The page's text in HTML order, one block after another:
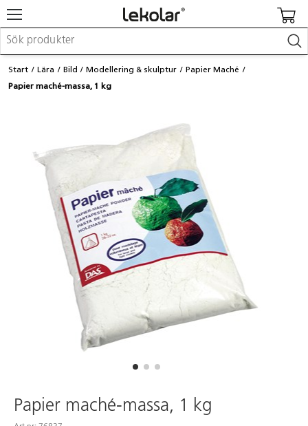
Möbler & inredning
Lekplatsutrustning & utemiljö
Barnvagnar & småbarnsartiklar
Skolförbrukning & kontorsmaterial
Logga in / Registrera dig
Hitta din säljare
Kontakta Lekolar
Start Lära Bild Modellering & skulptur
Papier Maché
Papier maché-massa, 1 kg
Papier maché-massa, 1 kg